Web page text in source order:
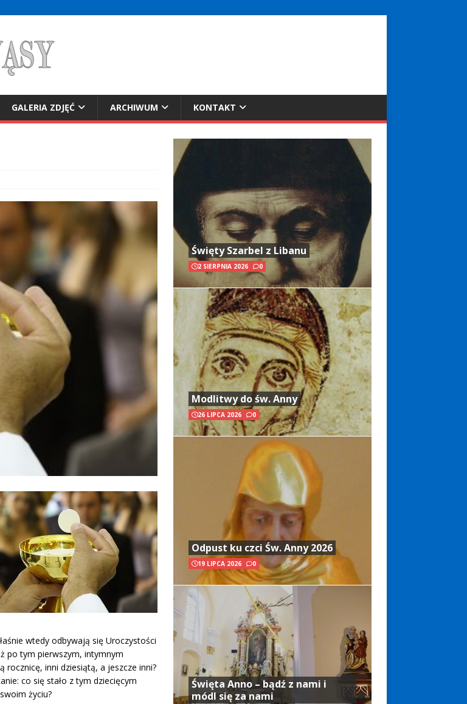
GALERIA ZDJĘĆ ARCHIWUM KONTAKT
wtedy odbywają się Uroczystości
po tym pierwszym, intymnym
inni dziesiątą, a jeszcze inni?
co się stało z tym dziecięcym
życiu?
Święty Szarbel z Libanu
2 SIERPNIA 2026 0
Modlitwy do św. Anny
26 LIPCA 2026 0
Odpust ku czci Św. Anny 2026
19 LIPCA 2026 0
Święta Anno – bądź z nami i
módl się za nami